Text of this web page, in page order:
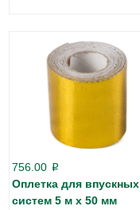
756.00 p
Оплетка для впускных
систем 5 м х 50 мм